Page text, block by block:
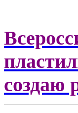
создаю